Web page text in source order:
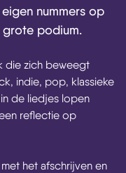
nummers op
grote podium.
die zich beweegt
indie, pop, klassieke
in de liedjes lopen
reflectie op
het afschrijven en